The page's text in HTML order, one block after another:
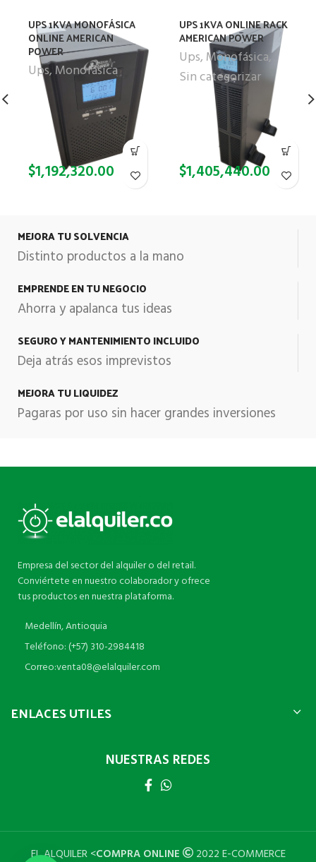
UPS 1KVA MONOFÁSICA
ONLINE AMERICAN
POWER
Ups, Monofásica
$1,192,320.00
UPS 1KVA ONLINE RACK
AMERICAN POWER
Ups, Monofásica,
Sin categorizar
$1,405,440.00
MEJORA TU SOLVENCIA
Distinto productos a la mano
EMPRENDE EN TU NEGOCIO
Ahorra y apalanca tus ideas
SEGURO Y MANTENIMIENTO INCLUIDO
Deja atrás esos imprevistos
MEJORA TU LIQUIDEZ
Pagaras por uso sin hacer grandes inversiones
Empresa del sector del alquiler o del retail.
Conviértete en nuestro colaborador y ofrece
tus productos en nuestra plataforma.
Medellín, Antioquia
Teléfono: (+57) 310-2984418
Correo:venta08@elalquiler.com
ENLACES UTILES
NUESTRAS REDES
EL ALQUILER <COMPRA ONLINE
2022 E-COMMERCE